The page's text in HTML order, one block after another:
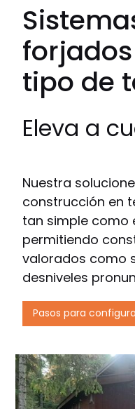
tipo de
Eleva a
Nuestra
construcción en
tan simple como
permitiendo
valorados como
desniveles
Pasos para